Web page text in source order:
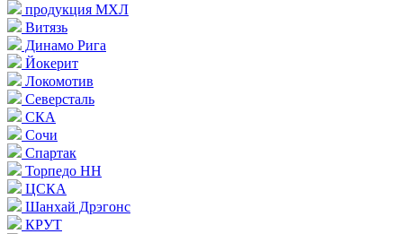
продукция МХЛ
Витязь
Динамо Рига
Йокерит
Локомотив
Северсталь
СКА
Сочи
Спартак
Торпедо НН
ЦСКА
Шанхай Дрэгонс
КРУТ